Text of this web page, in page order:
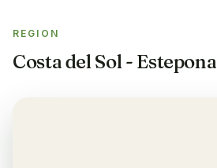
REGION
Costa del Sol - Estepona